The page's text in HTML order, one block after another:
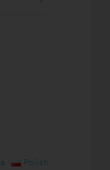
Polish